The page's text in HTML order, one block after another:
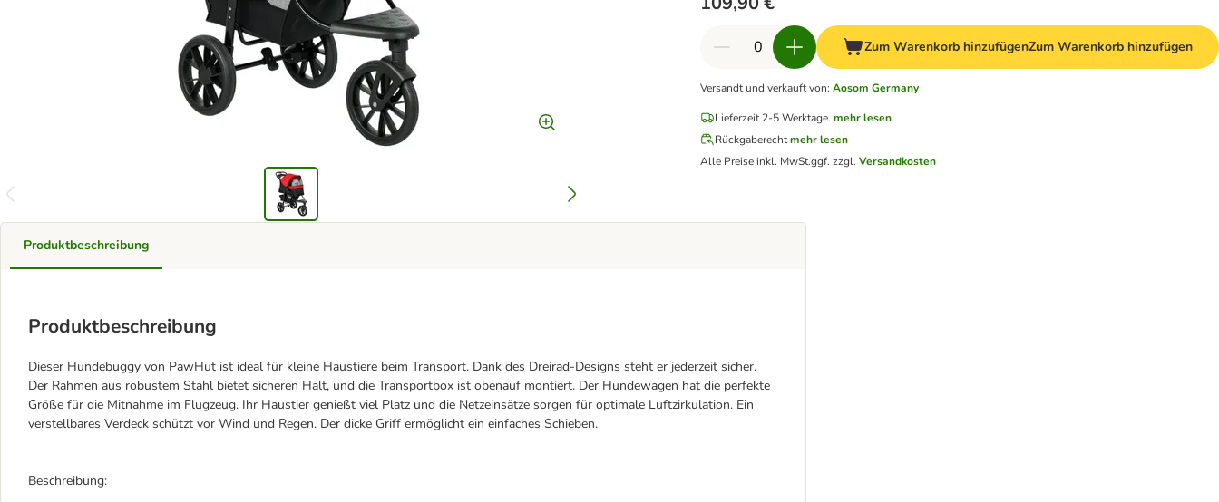
Zum Warenkorb hinzufügenZum Warenkorb hinzufügen
Versandt und verkauft von: Aosom Germany
Lieferzeit 2-5 Werktage. mehr lesen
Rückgaberechtmehr lesen
Alle Preise inkl. MwSt.ggf. zzgl.Versandkosten
Produktbeschreibung
Produktbeschreibung
Dieser Hundebuggy von PawHut ist ideal für kleine Haustiere beim Transport. Dank des Dreirad-Designs steht er jederzeit sicher.
Der Rahmen aus robustem Stahl bietet sicheren Halt, und die Transportbox ist obenauf montiert. Der Hundewagen hat die perfekte
Größe für die Mitnahme im Flugzeug. Ihr Haustier genießt viel Platz und die Netzeinsätze sorgen für optimale Luftzirkulation. Ein
verstellbares Verdeck schützt vor Wind und Regen. Der dicke Griff ermöglicht ein einfaches Schieben.
Beschreibung: